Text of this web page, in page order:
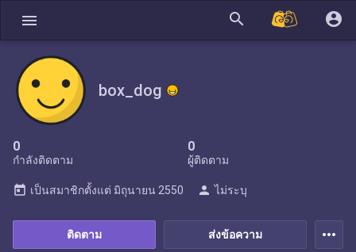
menu search account_circle
box_dog
0
กำลังติดตาม
0
ผู้ติดตาม
ส่งข้อความ
ติดตาม
today เป็นสมาชิกตั้งแต่ มิถุนายน 2550 person ไม่ระบุ
more_horiz